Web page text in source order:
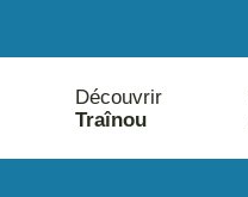
Découvrir
Traînou